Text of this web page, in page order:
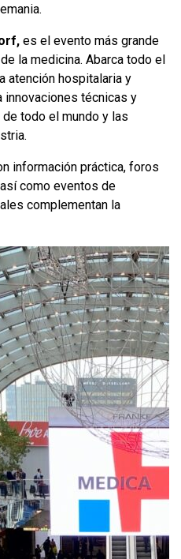
es el evento más grande
la medicina. Abarca todo el
atención hospitalaria y
innovaciones técnicas y
todo el mundo y las
información práctica, foros
como eventos de
complementan la